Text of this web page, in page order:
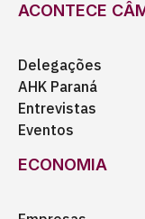
ACONTECE
Delegações
AHK Paraná
Entrevistas
Eventos
ECONOMIA